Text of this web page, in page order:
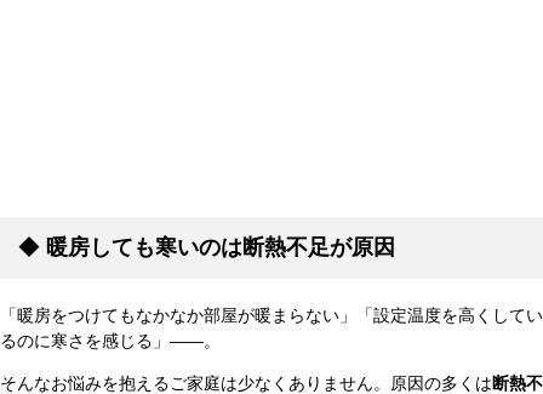
◆ 暖房しても寒いのは断熱不足が原因
「暖房をつけてもなかなか部屋が暖まらない」「設定温度を高くしてい
るのに寒さを感じる」――。
そんなお悩みを抱えるご家庭は少なくありません。原因の多くは断熱不